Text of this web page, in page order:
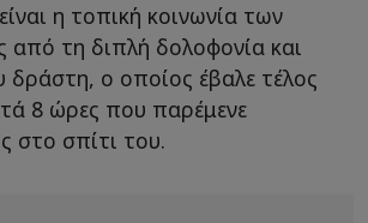
η τοπική κοινωνία των
από τη διπλή δολοφονία και
δράστη, ο οποίος έβαλε τέλος
8 ώρες που παρέμενε
στο σπίτι του.